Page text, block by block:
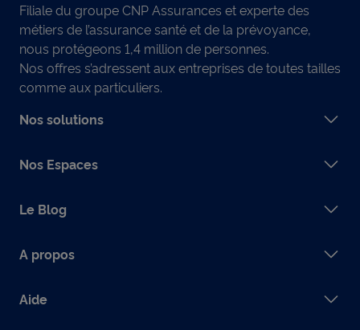
Filiale du groupe CNP Assurances et experte des
métiers de l’assurance santé et de la prévoyance,
nous protégeons 1,4 million de personnes.
Nos offres s’adressent aux entreprises de toutes tailles
comme aux particuliers.
Nos solutions
Nos Espaces
Le Blog
A propos
Aide